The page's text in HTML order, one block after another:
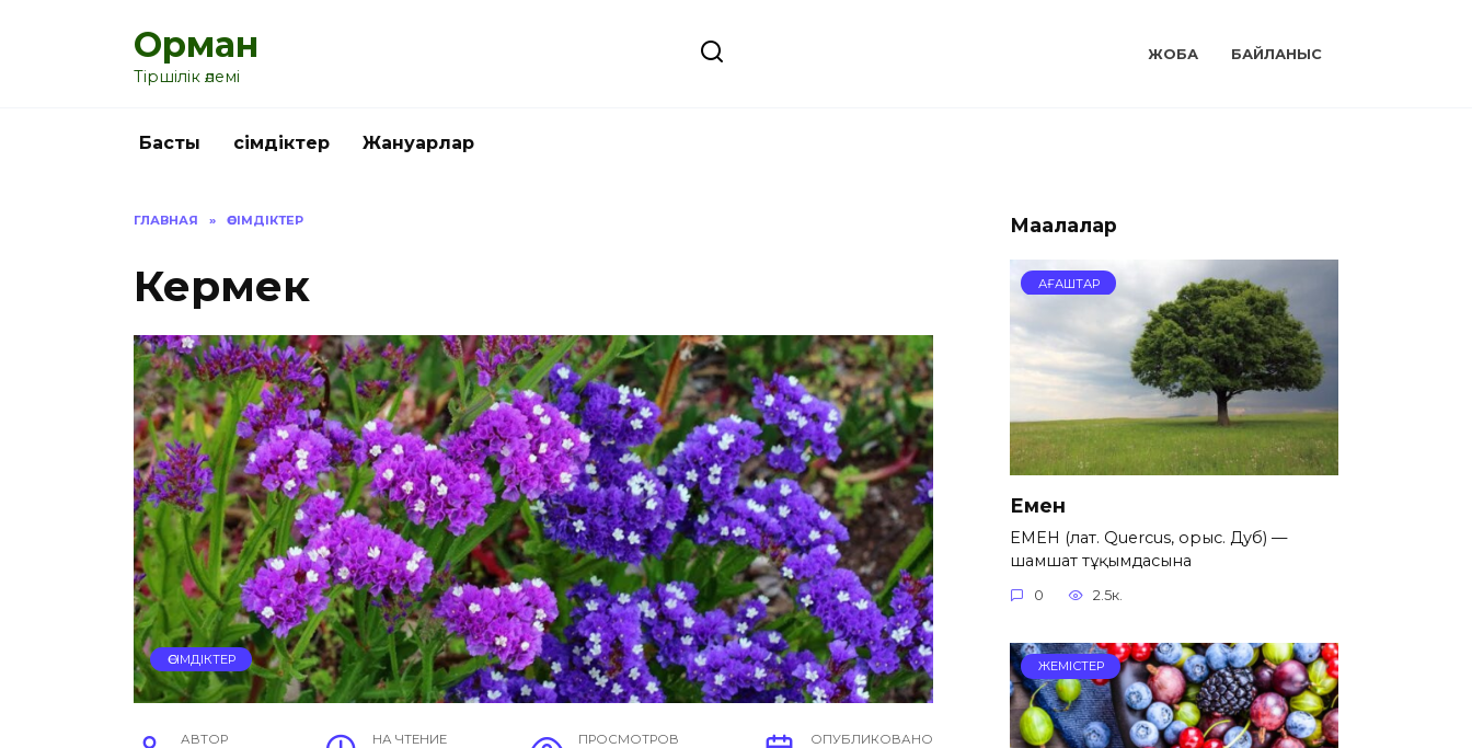
Орман
Тіршілік әлемі
ЖОБА БАЙЛАНЫС
Басты Өсімдіктер Жануарлар
ГЛАВНАЯ » ӨСІМДІКТЕР
Кермек
ӨСІМДІКТЕР
АВТОР НА ЧТЕНИЕ ПРОСМОТРОВ ОПУБЛИКОВАНО
Мақалалар
АҒАШТАР
Емен
ЕМЕН (лат. Quercus, орыс. Дуб) —
шамшат тұқымдасына
0 2.5к.
ЖЕМІСТЕР